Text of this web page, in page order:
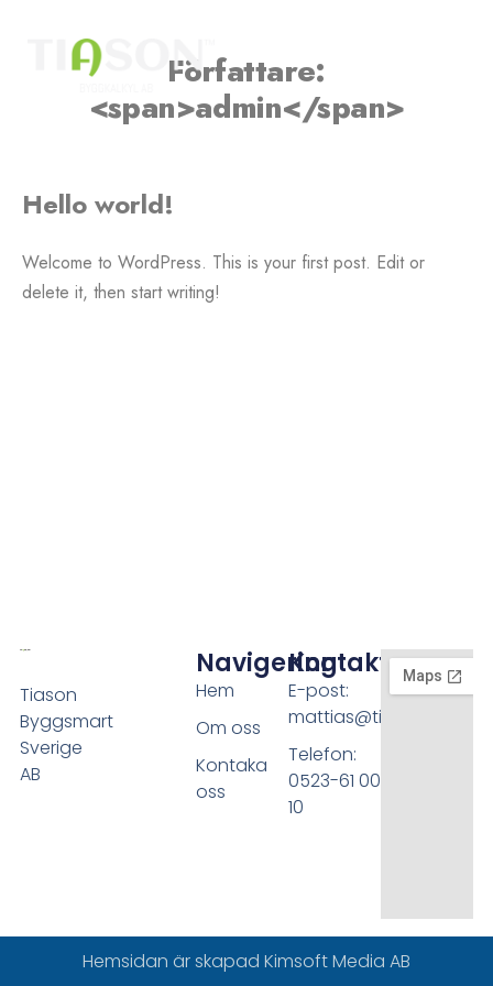
Författare:
<span>admin</span>
Hello world!
Welcome to WordPress. This is your first post. Edit or
delete it, then start writing!
Tiason
Byggsmart
Sverige
AB
Navigering
Hem
Om oss
Kontaka
oss
Kontakt
E-post:
mattias@tiason.se
Telefon:
0523-61 00
10
Hemsidan är skapad Kimsoft Media AB